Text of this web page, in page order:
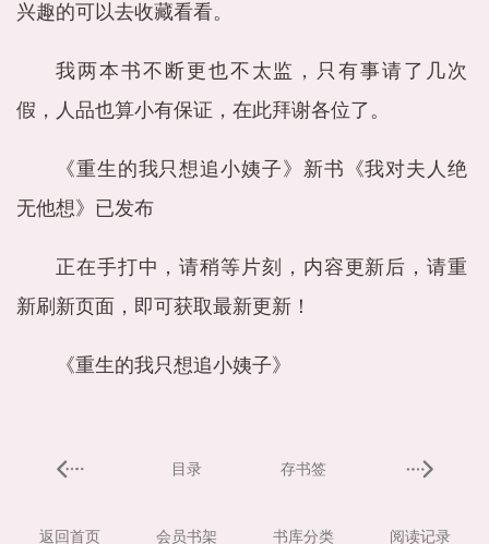
兴趣的可以去收藏看看。
我两本书不断更也不太监，只有事请了几次
假，人品也算小有保证，在此拜谢各位了。
《重生的我只想追小姨子》新书《我对夫人绝
无他想》已发布
正在手打中，请稍等片刻，内容更新后，请重
新刷新页面，即可获取最新更新！
《重生的我只想追小姨子》
目录 存书签
返回首页 会员书架 书库分类 阅读记录